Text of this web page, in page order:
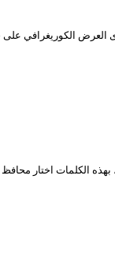
العرض الكوريغرافي
الكلمات اختار